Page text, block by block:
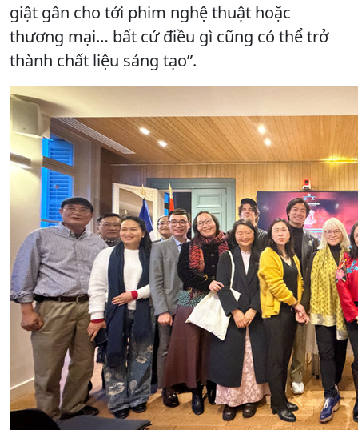
giật gân cho tới phim nghệ thuật hoặc
thương mại… bất cứ điều gì cũng có thể trở
thành chất liệu sáng tạo”.